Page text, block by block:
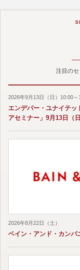
注目の
2026年9月13日（日）10:00～
エンデバー・ユナイテッ
アセミナー」9月13日（
2026年8月22日（土）
ベイン・アンド・カンパ